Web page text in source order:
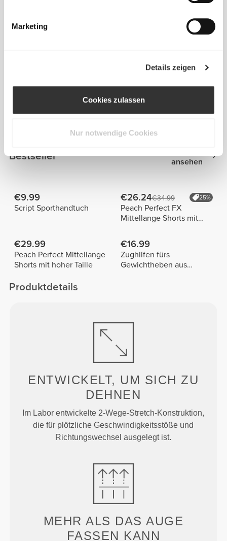
Marketing
Details zeigen
Cookies zulassen
Nur notwendige Cookies
Alles
V6 Kurzer Jumpsuit Jumpsuit Winner's Circle
€29.99€49.99 40% €32.49€49.99 35%
Bestseller
ansehen
€9.99
Script Sporthandtuch
€26.24€34.99 25%
Peach Perfect FX
Mittellange Shorts mit
€29.99
Peach Perfect Mittellange
Shorts mit hoher Taille
€16.99
Zughilfen fürs
Gewichtheben aus
Produktdetails
ENTWICKELT, UM SICH ZU
DEHNEN
Im Labor entwickelte 2-Wege-Stretch-Konstruktion,
die für plötzliche Geschwindigkeitsstöße und
Richtungswechsel ausgelegt ist.
MEHR ALS DAS AUGE
FASSEN KANN